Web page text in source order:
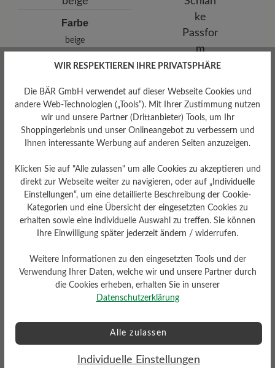
Telefon: 0800 51 65 65 56 (gebührenfrei)
Farbe
beige
Passform
Schlanke Passform
Bewertungen lesen
0 von 0 Bewertungen
Durchschnittliche Bewertung
Bewerten Sie dieses Produkt!
Bewertung schreiben
WIR RESPEKTIEREN IHRE PRIVATSPHÄRE
Die BÄR GmbH verwendet auf dieser Webseite Cookies und
andere Web-Technologien („Tools“). Mit Ihrer Zustimmung nutzen
wir und unsere Partner (Drittanbieter) Tools, um Ihr
Shoppingerlebnis und unser Onlineangebot zu verbessern und
Ihnen interessante Werbung auf anderen Seiten anzuzeigen.
Klicken Sie auf "Alle zulassen" um alle Cookies zu akzeptieren und
direkt zur Webseite weiter zu navigieren, oder auf „Individuelle
Einstellungen“, um eine detaillierte Beschreibung der Cookie-
Kategorien und eine Übersicht der eingesetzten Cookies zu
erhalten sowie eine individuelle Auswahl zu treffen. Sie können
Ihre Einwilligung später jederzeit ändern / widerrufen.
Weitere Informationen zu den eingesetzten Tools und der
Verwendung Ihrer Daten, welche wir und unsere Partner durch
die Cookies erheben, erhalten Sie in unserer
Datenschutzerklärung
Alle zulassen
Individuelle Einstellungen